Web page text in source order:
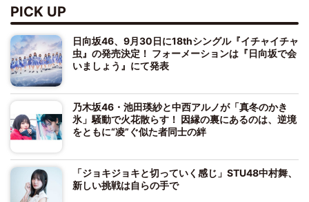
PICK UP
日向坂46、9月30日に18thシングル『イチャイチャ
虫』の発売決定！ フォーメーションは『日向坂で会
いましょう』にて発表
乃木坂46・池田瑛紗と中西アルノが「真冬のかき
氷」騒動で火花散らす！ 因縁の裏にあるのは、逆境
をともに“凌”ぐ似た者同士の絆
「ジョキジョキと切っていく感じ」STU48中村舞、
新しい挑戦は自らの手で